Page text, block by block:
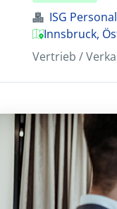
ISG
Innsbruck,
Vertrieb /